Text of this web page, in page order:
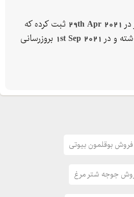
29th Apr 2021 ثبت کرده که
و در 1st Sep 2021 بروزرسانی
فروش بوقلمون بیوتی
جوجه شتر مرغ